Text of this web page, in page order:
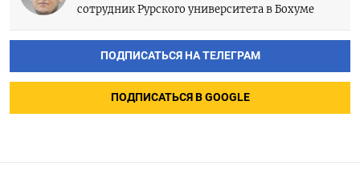
сотрудник Рурского университета в Бохуме
ПОДПИСАТЬСЯ НА ТЕЛЕГРАМ
ПОДПИСАТЬСЯ В GOOGLE